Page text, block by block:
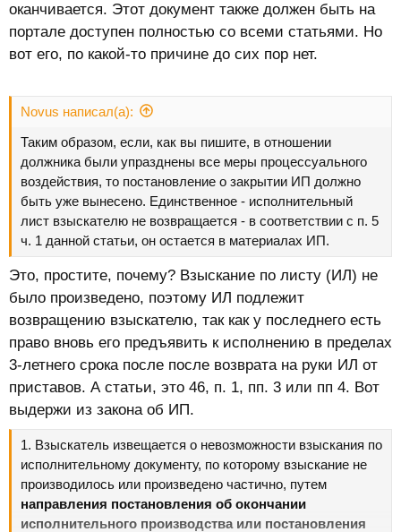
на доходы должника № ***
Пристав
ФИО Пристава
на доходы должника № ***
ФИО Пристава
29.06.2025
Акт по исполнительному производству № ***
Пристав
ФИО Пристава
оканчивается. Этот документ также должен быть на
портале доступен полностью со всеми статьями. Но
вот его, по какой-то причине до сих пор нет.
Novus написал(а):
Таким образом, если, как вы пишите, в отношении
должника были упразднены все меры процессуального
воздействия, то постановление о закрытии ИП должно
быть уже вынесено. Единственное - исполнительный
лист взыскателю не возвращается - в соответствии с п. 5
ч. 1 данной статьи, он остается в материалах ИП.
Это, простите, почему? Взыскание по листу (ИЛ) не
было произведено, поэтому ИЛ подлежит
возвращению взыскателю, так как у последнего есть
право вновь его предъявить к исполнению в пределах
3-летнего срока после после возврата на руки ИЛ от
приставов. А статьи, это 46, п. 1, пп. 3 или пп 4. Вот
выдержи из закона об ИП.
1. Взыскатель извещается о невозможности взыскания по
исполнительному документу, по которому взыскание не
производилось или произведено частично, путем
направления постановления об окончании
исполнительного производства или постановления